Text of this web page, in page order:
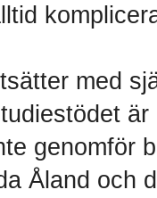
med
genomför
Åland och